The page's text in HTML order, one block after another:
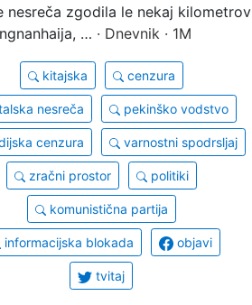
nesreča zgodila le nekaj kilometrov
… · Dnevnik · 1M
kitajska cenzura
nesreča pekinško vodstvo
cenzura varnostni spodrsljaj
zračni prostor politiki
komunistična partija
informacijska blokada objavi
tvitaj